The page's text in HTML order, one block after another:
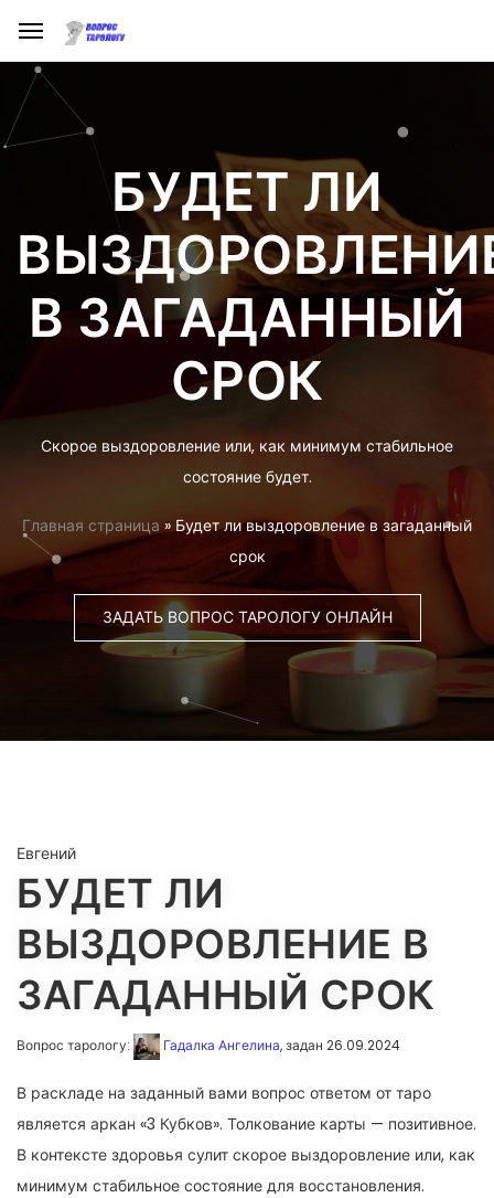
БУДЕТ ЛИ
В ЗАГАДАННЫЙ
СРОК
Скорое выздоровление или, как минимум стабильное
состояние будет.
Главная страница »Будет ли выздоровление в загаданный
срок
ЗАДАТЬ ВОПРОС ТАРОЛОГУ ОНЛАЙН
Евгений
БУДЕТ ЛИ
ВЫЗДОРОВЛЕНИЕ В
ЗАГАДАННЫЙ СРОК
Вопрос тарологу: Гадалка Ангелина, задан 26.09.2024
В раскладе на заданный вами вопрос ответом от таро
является аркан «3 Кубков». Толкование карты — позитивное.
В контексте здоровья сулит скорое выздоровление или, как
минимум стабильное состояние для восстановления.